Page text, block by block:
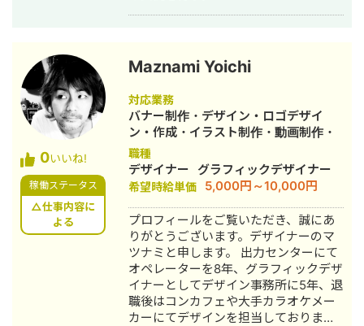
アカウントの構築、運用、コンサル件
エイターズアカデミー SNS戦略 講師
（2022年）
0いいね!
稼働ステータス
△仕事内容に
よる
Maznami Yoichi
対応業務
バナー制作・デザイン・ロゴデザイ
ン・作成・イラスト制作・動画制作・
動画編集
職種
デザイナー グラフィックデザイナー
希望時給単価 5,000円～10,000円
プロフィールをご覧いただき、誠にあ
りがとうございます。デザイナーのマ
ツナミと申します。 出力センターにて
オペレーターを8年、グラフィックデザ
イナーとしてデザイン事務所に5年、退
職後はコンカフェや大手カラオケメー
カーにてデザインを担当しておりまし